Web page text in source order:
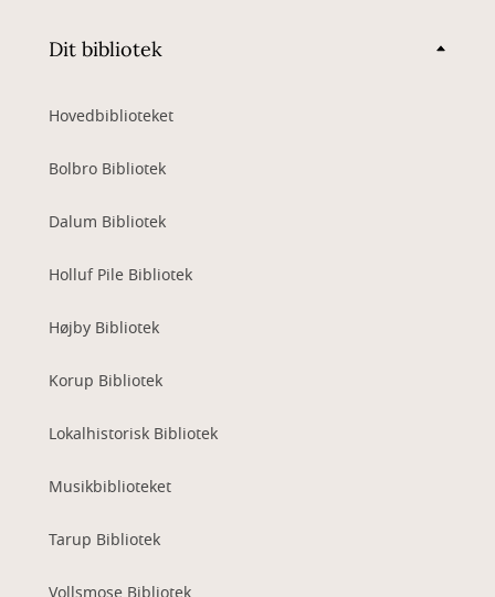
Dit bibliotek
Hovedbiblioteket
Bolbro Bibliotek
Dalum Bibliotek
Holluf Pile Bibliotek
Højby Bibliotek
Korup Bibliotek
Lokalhistorisk Bibliotek
Musikbiblioteket
Tarup Bibliotek